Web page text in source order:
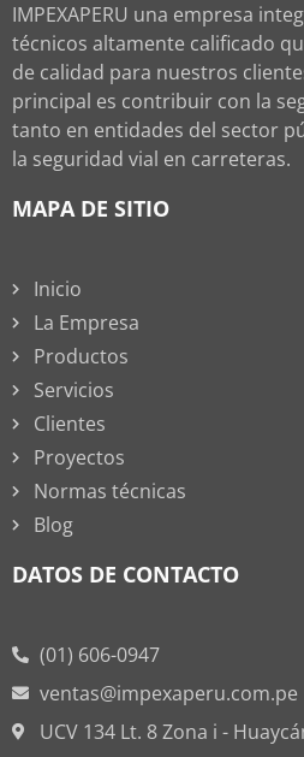
IMPEXAPERU una empresa
técnicos altamente calificado
de calidad para nuestros
principal es contribuir con la
tanto en entidades del sector
la seguridad vial en carreteras.
MAPA DE SITIO
Inicio
La Empresa
Productos
Servicios
Clientes
Proyectos
Normas técnicas
Blog
DATOS DE CONTACTO
(01) 606-0947
ventas@impexaperu.com.pe
UCV 134 Lt. 8 Zona i -